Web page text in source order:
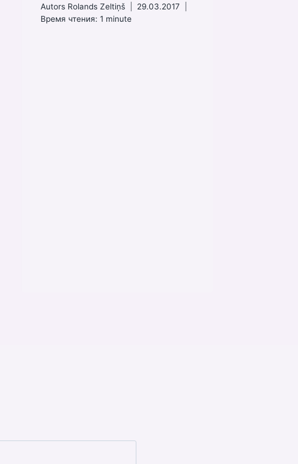
Autors Rolands Zeltiņš
29.03.2017
Время чтения: 1 minute